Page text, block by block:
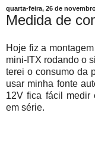
quarta-feira, 26 de
Medida de
Hoje fiz a
mini-ITX rodando o
terei o consumo da
usar minha fonte
12V fica fácil medir
em série.